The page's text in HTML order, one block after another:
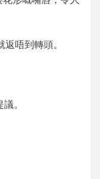
唔到轉頭。
。